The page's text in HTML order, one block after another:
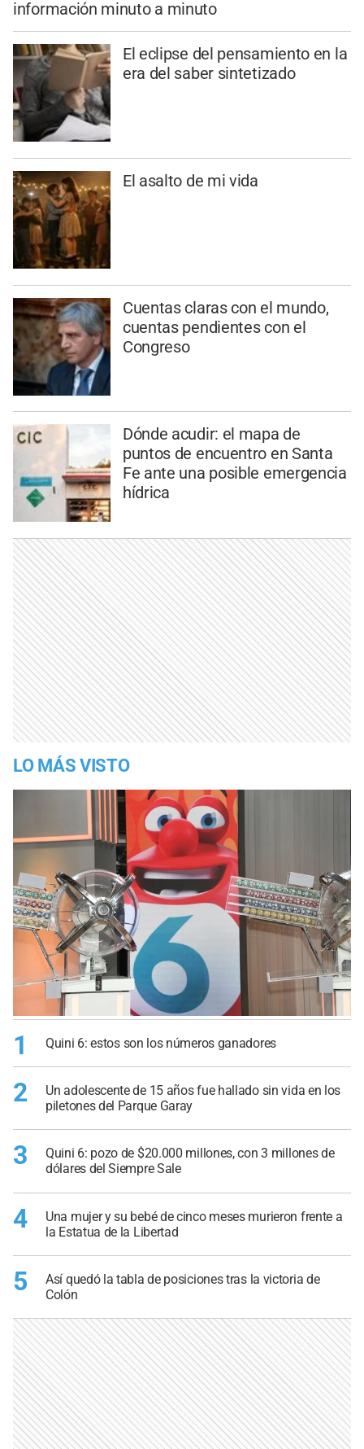
información minuto a minuto
El eclipse del pensamiento en la
era del saber sintetizado
El asalto de mi vida
Cuentas claras con el mundo,
cuentas pendientes con el
Congreso
Dónde acudir: el mapa de
puntos de encuentro en Santa
Fe ante una posible emergencia
hídrica
LO MÁS VISTO
1 Quini 6: estos son los números ganadores
2
Un adolescente de 15 años fue hallado sin vida en los
piletones del Parque Garay
3
Quini 6: pozo de $20.000 millones, con 3 millones de
dólares del Siempre Sale
4
Una mujer y su bebé de cinco meses murieron frente a
la Estatua de la Libertad
5
Así quedó la tabla de posiciones tras la victoria de
Colón